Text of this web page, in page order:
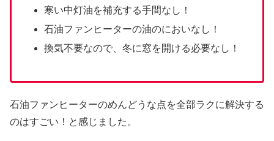
寒い中灯油を補充する手間なし！
石油ファンヒーターの油のにおいなし！
換気不要なので、冬に窓を開ける必要なし！
石油ファンヒーターのめんどうな点を全部ラクに解決する
のはすごい！と感じました。